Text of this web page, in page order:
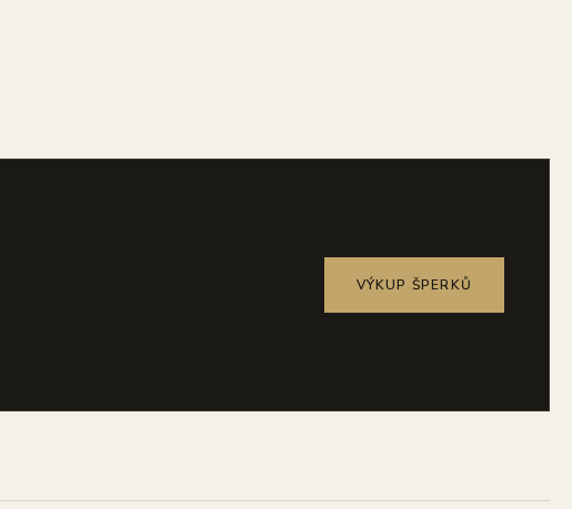
VÝKUP ŠPERKŮ